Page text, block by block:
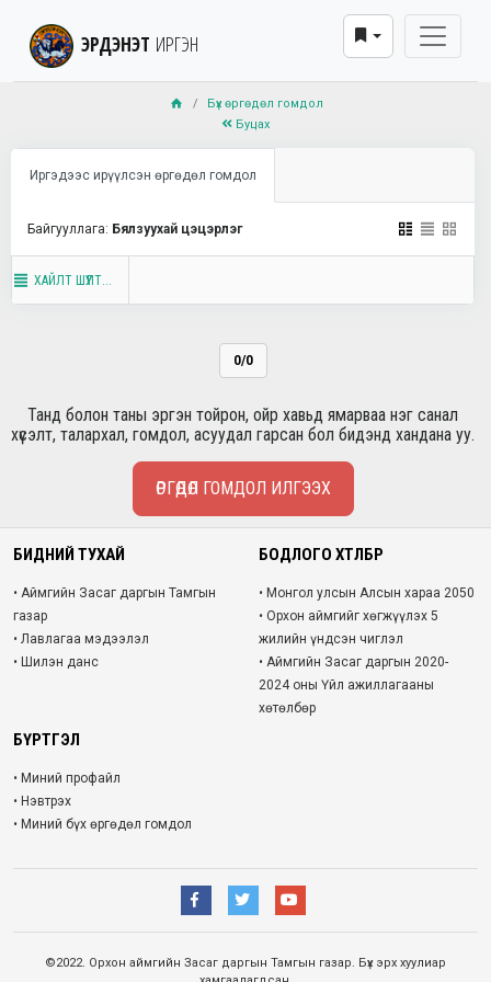
ЭРДЭНЭТ ИРГЭН
Бүх өргөдөл гомдол
Буцах
Иргэдээс ирүүлсэн өргөдөл гомдол
Байгууллага: Бялзуухай цэцэрлэг
ХАЙЛТ ШҮҮЛТ...
0/0
Танд болон таны эргэн тойрон, ойр хавьд ямарваа нэг санал
хүсэлт, талархал, гомдол, асуудал гарсан бол бидэнд хандана уу.
ӨРГӨДӨЛ ГОМДОЛ ИЛГЭЭХ
БИДНИЙ ТУХАЙ
• Аймгийн Засаг даргын Тамгын
газар
• Лавлагаа мэдээлэл
• Шилэн данс
БОДЛОГО ХӨТӨЛБӨР
• Монгол улсын Алсын хараа 2050
• Орхон аймгийг хөгжүүлэх 5
жилийн үндсэн чиглэл
• Аймгийн Засаг даргын 2020-
2024 оны Үйл ажиллагааны
хөтөлбөр
БҮРТГЭЛ
• Миний профайл
• Нэвтрэх
• Миний бүх өргөдөл гомдол
©2022. Орхон аймгийн Засаг даргын Тамгын газар. Бүх эрх хуулиар